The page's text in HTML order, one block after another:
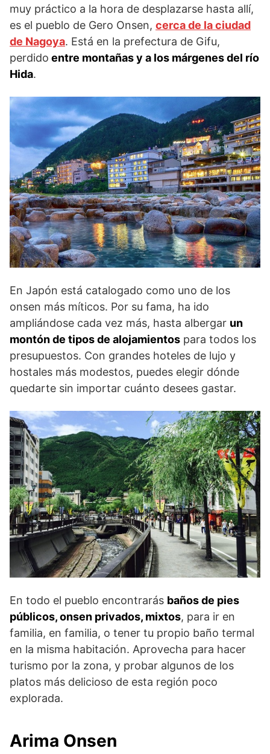
muy práctico a la hora de desplazarse hasta allí,
es el pueblo de Gero Onsen, cerca de la ciudad
de Nagoya. Está en la prefectura de Gifu,
perdido entre montañas y a los márgenes del río
Hida.
En Japón está catalogado como uno de los
onsen más míticos. Por su fama, ha ido
ampliándose cada vez más, hasta albergar un
montón de tipos de alojamientos para todos los
presupuestos. Con grandes hoteles de lujo y
hostales más modestos, puedes elegir dónde
quedarte sin importar cuánto desees gastar.
En todo el pueblo encontrarás baños de pies
públicos, onsen privados, mixtos, para ir en
familia, en familia, o tener tu propio baño termal
en la misma habitación. Aprovecha para hacer
turismo por la zona, y probar algunos de los
platos más delicioso de esta región poco
explorada.
Arima Onsen